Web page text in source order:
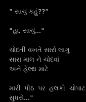
" સાચું કહું??"
"હા, સાચું..."
ચોદતી વખતે સારો લાગુ
સારા માલ ને ચોદવાં
અને હેલ્થ માટે
મારી પીઠ પર હલકી
સુધરો..."